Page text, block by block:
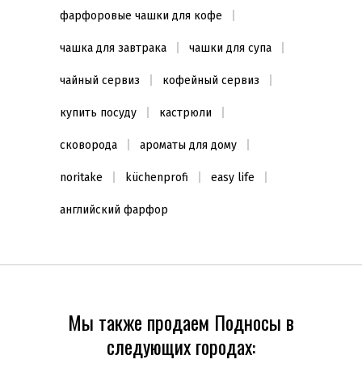
фарфоровые чашки для кофе
чашка для завтрака чашки для супа
чайный сервиз кофейный сервиз
купить посуду кастрюли
сковорода ароматы для дому
noritake küchenprofi easy life
английский фарфор
Мы также продаем Подносы в
следующих городах: